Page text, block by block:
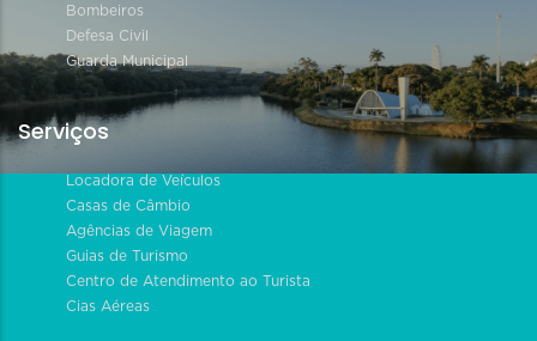
Bombeiros
Defesa Civil
Guarda Municipal
Serviços
Locadora de Veículos
Casas de Câmbio
Agências de Viagem
Guias de Turismo
Centro de Atendimento ao Turista
Cias Aéreas